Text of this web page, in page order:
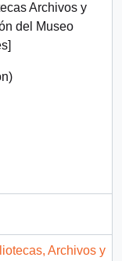
Archivos y
del Museo
Archivos y